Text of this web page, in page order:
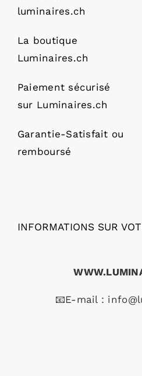
luminaires.ch
La boutique
Luminaires.ch
Paiement sécurisé
sur Luminaires.ch
Garantie-Satisfait ou
remboursé
INFORMATIONS SUR
📧E-mail :